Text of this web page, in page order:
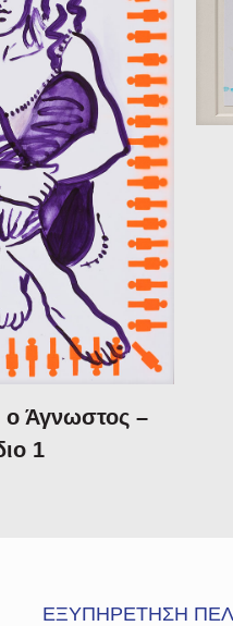
ο Άγνωστος –
1
ΕΞΥΠΗΡΕΤΗΣΗ